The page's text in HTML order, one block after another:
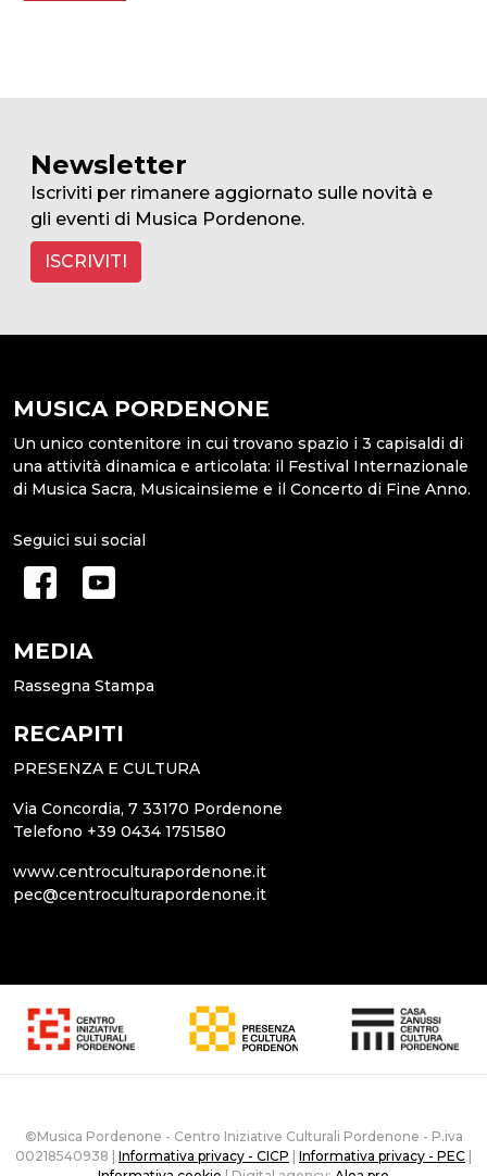
Newsletter
Iscriviti per rimanere aggiornato sulle novità e
gli eventi di Musica Pordenone.
ISCRIVITI
MUSICA PORDENONE
Un unico contenitore in cui trovano spazio i 3 capisaldi di
una attività dinamica e articolata: il Festival Internazionale
di Musica Sacra, Musicainsieme e il Concerto di Fine Anno.
Seguici sui social
MEDIA
Rassegna Stampa
RECAPITI
PRESENZA E CULTURA
Via Concordia, 7 33170 Pordenone
Telefono +39 0434 1751580
www.centroculturapordenone.it
pec@centroculturapordenone.it
©Musica Pordenone - Centro Iniziative Culturali Pordenone - P.iva
00218540938 | Informativa privacy - CICP Informativa privacy - PEC